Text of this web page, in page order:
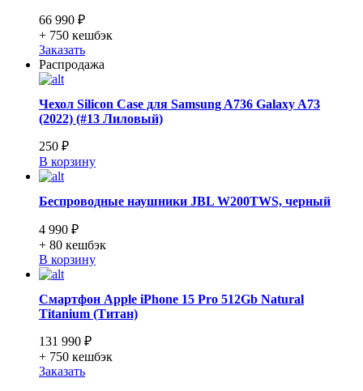
66 990 ₽
+ 750 кешбэк
Заказать
Распродажа
Чехол Silicon Case для Samsung A736 Galaxy A73
(2022) (#13 Лиловый)
250 ₽
В корзину
Беспроводные наушники JBL W200TWS, черный
4 990 ₽
+ 80 кешбэк
В корзину
Смартфон Apple iPhone 15 Pro 512Gb Natural
Titanium (Титан)
131 990 ₽
+ 750 кешбэк
Заказать